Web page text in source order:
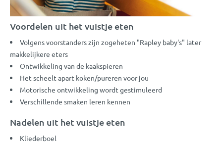
Voordelen uit het vuistje eten
Volgens voorstanders zijn zogeheten "Rapley baby's" later
makkelijkere eters
Ontwikkeling van de kaakspieren
Het scheelt apart koken/pureren voor jou
Motorische ontwikkeling wordt gestimuleerd
Verschillende smaken leren kennen
Nadelen uit het vuistje eten
Kliederboel